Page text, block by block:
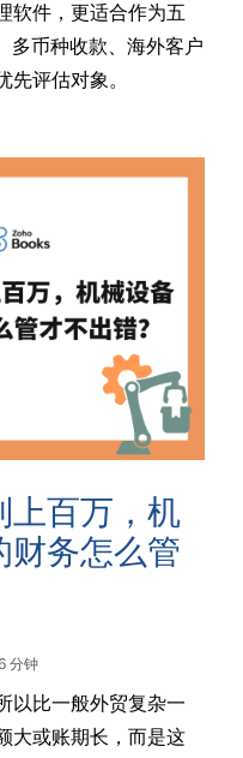
软件，更适合作为五
多币种收款、海外客户
评估对象。
上百万，机
财务怎么管
分钟
以比一般外贸复杂一
大或账期长，而是这